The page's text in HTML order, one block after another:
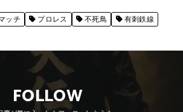
ッチ プロレス 不死鳥
有刺鉄線
FOLLOW